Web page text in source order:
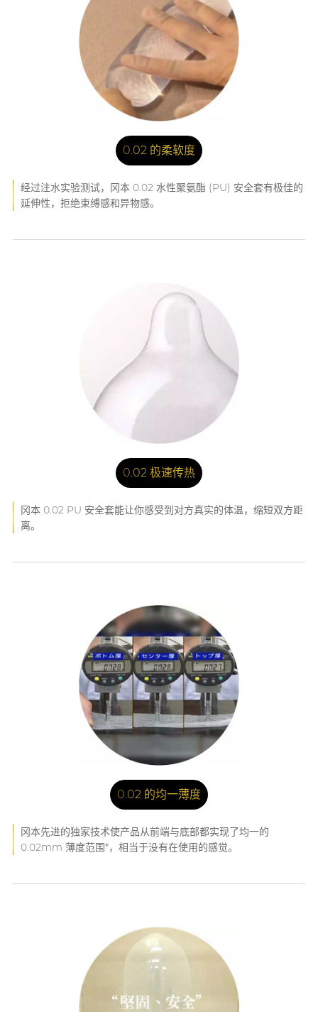
0.02 的柔软度
经过注水实验测试，冈本 0.02 水性聚氨酯 (PU) 安全套有极佳的
延伸性，拒绝束缚感和异物感。
0.02 极速传热
冈本 0.02 PU 安全套能让你感受到对方真实的体温，缩短双方距
离。
0.02 的均一薄度
冈本先进的独家技术使产品从前端与底部都实现了均一的
0.02mm 薄度范围*，相当于没有在使用的感觉。